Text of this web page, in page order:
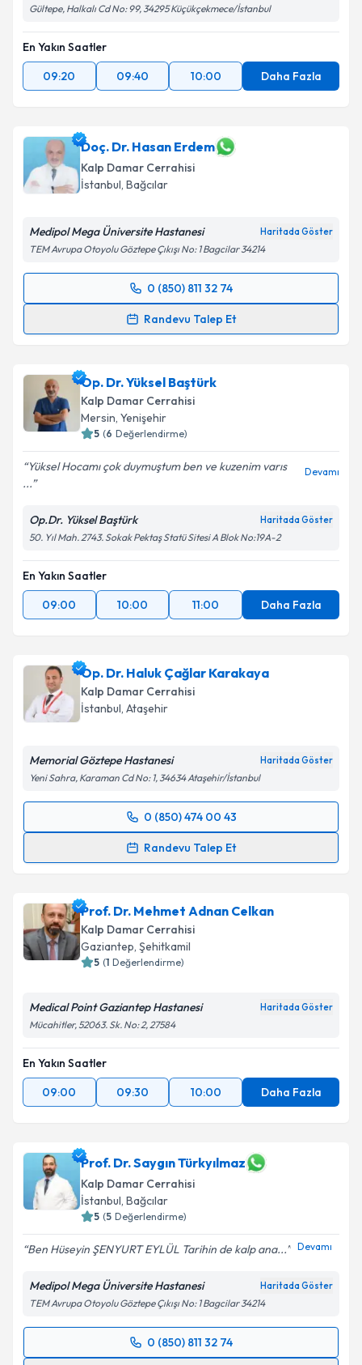
Kişisel verilerimin işlenmesine ilişkinAydınlatma
Metni'ni okudum ve kişisel verilerimin belirtilen
kapsamda işlenmesini kabul ediyorum.
Gültepe, Halkalı Cd No: 99, 34295 Küçükçekmece/İstanbul
En Yakın Saatler
09:20
09:40 10:00 Daha Fazla
Doç. Dr. Hasan Erdem
Kalp Damar Cerrahisi
İstanbul, Bağcılar
Medipol Mega Üniversite Hastanesi Haritada Göster
TEM Avrupa Otoyolu Göztepe Çıkışı No: 1 Bagcilar 34214
0 (850) 811 32 74
Randevu Talep Et
Randevu Takvimi Talebi
takvim hazırlandığında e-posta ile bilgilendireceğiz.
E-posta Adresiniz
kapsamda işlenmesini kabul ediyorum.
Op. Dr. Yüksel Baştürk
Kalp Damar Cerrahisi
Mersin, Yenişehir
5 (6 Değerlendirme)
Yüksel Hocamı çok duymuştum ben ve kuzenim varıs
...
Devamı
Op.Dr. Yüksel Baştürk Haritada Göster
50. Yıl Mah. 2743. Sokak Pektaş Statü Sitesi A Blok No:19A-2
En Yakın Saatler
09:00
10:00 11:00 Daha Fazla
Op. Dr. Haluk Çağlar Karakaya
Kalp Damar Cerrahisi
İstanbul, Ataşehir
Memorial Göztepe Hastanesi Haritada Göster
Yeni Sahra, Karaman Cd No: 1, 34634 Ataşehir/İstanbul
0 (850) 474 00 43
Randevu Talep Et
Randevu Takvimi Talebi
için bir takvim hazırlandığında e-posta ile
bilgilendireceğiz.
E-posta Adresiniz
Metni
kapsamda işlenmesini kabul ediyorum.
Prof. Dr. Mehmet Adnan Celkan
Kalp Damar Cerrahisi
Gaziantep, Şehitkamil
5 (1 Değerlendirme)
Medical Point Gaziantep Hastanesi Haritada Göster
Mücahitler, 52063. Sk. No: 2, 27584
En Yakın Saatler
09:00
09:30 10:00 Daha Fazla
Prof. Dr. Saygın Türkyılmaz
Kalp Damar Cerrahisi
İstanbul, Bağcılar
5 (5 Değerlendirme)
Ben Hüseyin ŞENYURT EYLÜL Tarihin de kalp ana... Devamı
Medipol Mega Üniversite Hastanesi Haritada Göster
TEM Avrupa Otoyolu Göztepe Çıkışı No: 1 Bagcilar 34214
0 (850) 811 32 74
Randevu Takvimi Talebi